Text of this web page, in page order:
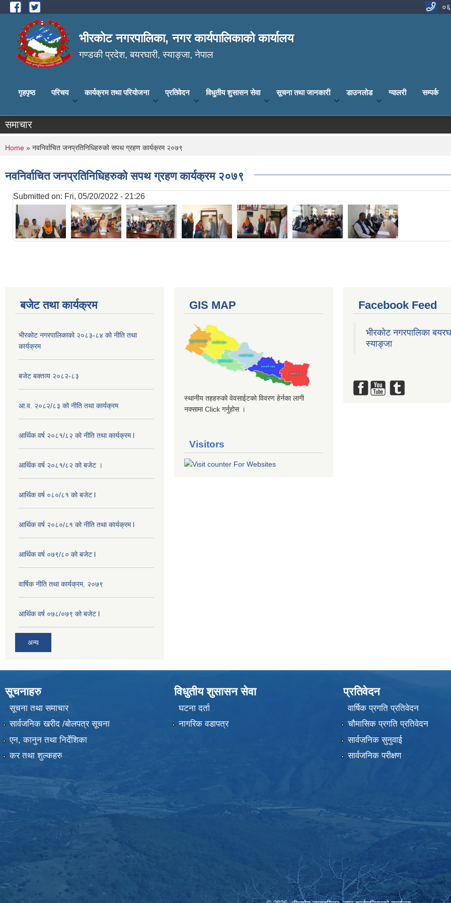
Skip to main content
भीरकोट नगरपालिका, नगर कार्यपालिकाको कार्यालय
गण्डकी प्रदेश, बयरघारी, स्याङ्जा, नेपाल
गृहपृष्ठ परिचय कार्यक्रम तथा परियोजना प्रतिवेदन विधुतीय शुसासन सेवा सूचना तथा जानकारी डाउनलोड ग्यालरी सम्पर्क
समाचार
You are here
Home » नवनिर्वाचित जनप्रतिनिधिहरुको सपथ ग्रहण कार्यक्रम २०७९
नवनिर्वाचित जनप्रतिनिधिहरुको सपथ ग्रहण कार्यक्रम २०७९
Submitted on: Fri, 05/20/2022 - 21:26
बजेट तथा कार्यक्रम
भीरकोट नगरपालिकाको २०८३-८४ को नीति तथा
कार्यक्रम
बजेट बक्तव्य २०८२-८३
आ.व. २०८२/८३ को नीति तथा कार्यक्रम
आर्थिक वर्ष २०८१/८२ को नीति तथा कार्यक्रम l
आर्थिक वर्ष २०८१/८२ को बजेट ।
आर्थिक वर्ष ०८०/८१ को बजेट l
आर्थिक वर्ष २०८०/८१ को नीति तथा कार्यक्रम l
आर्थिक वर्ष ०७९/८० को बजेट l
वार्षिक नीति तथा कार्यक्रम, २०७९
आर्थिक वर्ष ०७८/०७९ को बजेट l
अन्य
GIS MAP
स्थानीय तहहरुको वेवसाईटको विवरण हेर्नका लागी
नक्सामा Click गर्नुहोस ।
Visitors
Facebook Feed
भीरकोट नगरपालिका
स्याङ्जा
सूचनाहरु
सूचना तथा समाचार
सार्वजनिक खरीद /बोलपत्र सूचना
एन, कानुन तथा निर्देशिका
कर तथा शुल्कहरु
विधुतीय शुसासन सेवा
घटना दर्ता
नागरिक वडापत्र
प्रतिवेदन
वार्षिक प्रगति प्रतिवेदन
चौमासिक प्रगति प्रतिवेदन
सार्वजनिक सुनुवाई
सार्वजनिक परीक्षण